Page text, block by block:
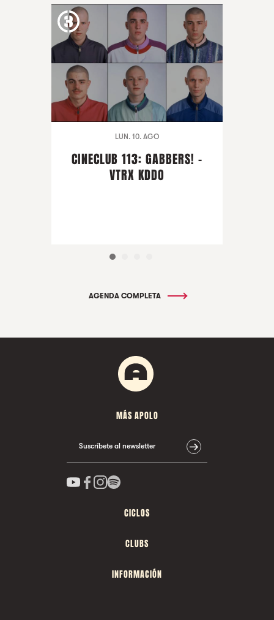
LUN. 10. AGO
CINECLUB 113: GABBERS! -
VTRX KDDO
AGENDA COMPLETA
MÁS APOLO
Suscríbete al newsletter
CICLOS
CLUBS
INFORMACIÓN